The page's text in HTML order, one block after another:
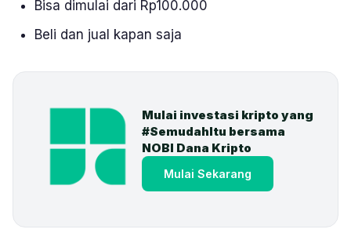
Bisa dimulai dari Rp100.000
Beli dan jual kapan saja
Mulai investasi kripto yang
#SemudahItu bersama
NOBI Dana Kripto
Mulai Sekarang